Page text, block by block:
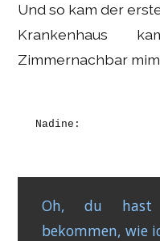
Und so kam der
Krankenhaus
Zimmernachbar
Nadine:
Oh, du hast
bekommen, wie